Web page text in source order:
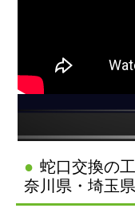
蛇口交換の
奈川県・埼玉